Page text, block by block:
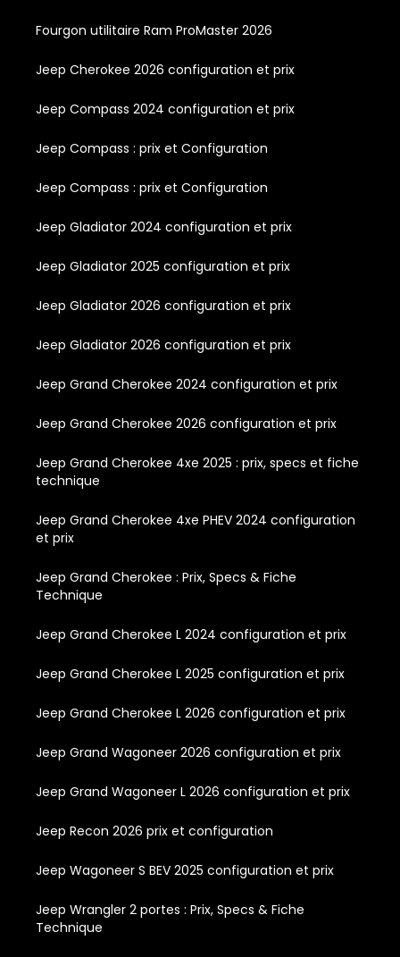
Fourgon utilitaire Ram ProMaster 2026
Jeep Cherokee 2026 configuration et prix
Jeep Compass 2024 configuration et prix
Jeep Compass : prix et Configuration
Jeep Compass : prix et Configuration
Jeep Gladiator 2024 configuration et prix
Jeep Gladiator 2025 configuration et prix
Jeep Gladiator 2026 configuration et prix
Jeep Gladiator 2026 configuration et prix
Jeep Grand Cherokee 2024 configuration et prix
Jeep Grand Cherokee 2026 configuration et prix
Jeep Grand Cherokee 4xe 2025 : prix, specs et fiche
technique
Jeep Grand Cherokee 4xe PHEV 2024 configuration
et prix
Jeep Grand Cherokee : Prix, Specs & Fiche
Technique
Jeep Grand Cherokee L 2024 configuration et prix
Jeep Grand Cherokee L 2025 configuration et prix
Jeep Grand Cherokee L 2026 configuration et prix
Jeep Grand Wagoneer 2026 configuration et prix
Jeep Grand Wagoneer L 2026 configuration et prix
Jeep Recon 2026 prix et configuration
Jeep Wagoneer S BEV 2025 configuration et prix
Jeep Wrangler 2 portes : Prix, Specs & Fiche
Technique